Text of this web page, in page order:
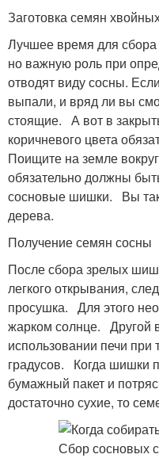
Заготовка семян
Лучшее время для
но важную роль при
отводят виду сосны.
выпали, и вряд ли вы
стоящие. А вот в
коричневого цвета
Поищите на земле
обязательно должны
сосновые шишки. Вы
дерева.
Получение семян сосны
После сбора зрелых
легкого открывания,
просушка. Для этого
жарком солнце. Другой
использовании печи
градусов. Когда шишки
бумажный пакет и
достаточно сухие, то